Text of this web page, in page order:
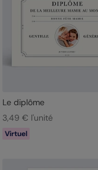
Le diplôme
3,49 € l'unité
Virtuel